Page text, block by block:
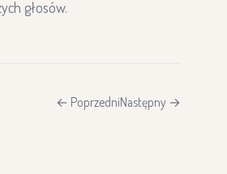
głosów.
← PoprzedniNastępny →